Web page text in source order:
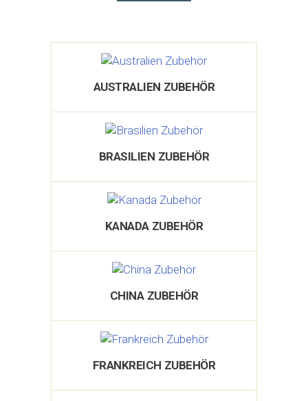
AUSTRALIEN ZUBEHÖR
BRASILIEN ZUBEHÖR
KANADA ZUBEHÖR
CHINA ZUBEHÖR
FRANKREICH ZUBEHÖR